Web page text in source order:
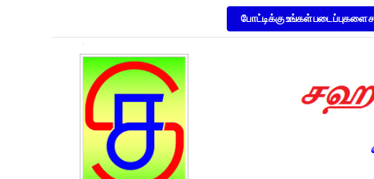
போட்டிக்கு உங்கள் படைப்புகளை